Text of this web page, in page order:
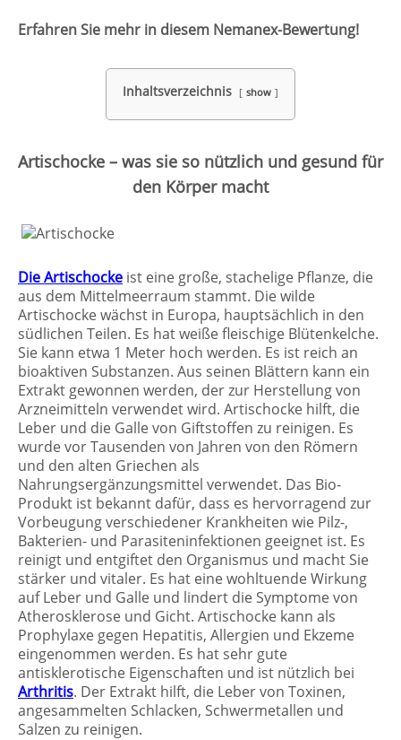
Erfahren Sie mehr in diesem Nemanex-Bewertung!
Inhaltsverzeichnis show
Artischocke – was sie so nützlich und gesund für
den Körper macht
Die Artischocke ist eine große, stachelige Pflanze, die
aus dem Mittelmeerraum stammt. Die wilde
Artischocke wächst in Europa, hauptsächlich in den
südlichen Teilen. Es hat weiße fleischige Blütenkelche.
Sie kann etwa 1 Meter hoch werden. Es ist reich an
bioaktiven Substanzen. Aus seinen Blättern kann ein
Extrakt gewonnen werden, der zur Herstellung von
Arzneimitteln verwendet wird. Artischocke hilft, die
Leber und die Galle von Giftstoffen zu reinigen. Es
wurde vor Tausenden von Jahren von den Römern
und den alten Griechen als
Nahrungsergänzungsmittel verwendet. Das Bio-
Produkt ist bekannt dafür, dass es hervorragend zur
Vorbeugung verschiedener Krankheiten wie Pilz-,
Bakterien- und Parasiteninfektionen geeignet ist. Es
reinigt und entgiftet den Organismus und macht Sie
stärker und vitaler. Es hat eine wohltuende Wirkung
auf Leber und Galle und lindert die Symptome von
Atherosklerose und Gicht. Artischocke kann als
Prophylaxe gegen Hepatitis, Allergien und Ekzeme
eingenommen werden. Es hat sehr gute
antisklerotische Eigenschaften und ist nützlich bei
Arthritis. Der Extrakt hilft, die Leber von Toxinen,
angesammelten Schlacken, Schwermetallen und
Salzen zu reinigen.